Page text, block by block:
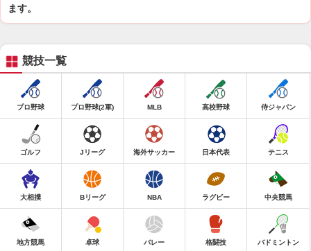
ます。
競技一覧
プロ野球 プロ野球(2軍) MLB 高校野球 侍ジャパン
ゴルフ Jリーグ 海外サッカー 日本代表 テニス
大相撲 Bリーグ NBA ラグビー 中央競馬
地方競馬 卓球 バレー 格闘技 バドミントン